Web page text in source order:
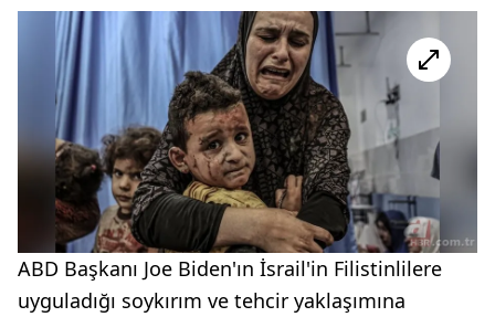
ABD Başkanı Joe Biden'ın İsrail'in Filistinlilere
uyguladığı soykırım ve tehcir yaklaşımına